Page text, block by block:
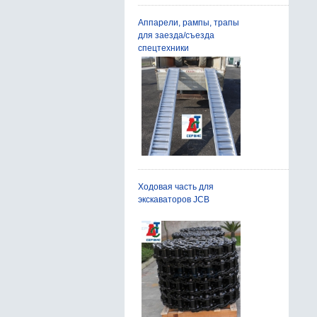
Аппарели, рампы, трапы
для заезда/съезда
спецтехники
Ходовая часть для
экскаваторов JCB